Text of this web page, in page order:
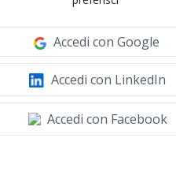
Accedi con Google
Accedi con LinkedIn
Accedi con Facebook